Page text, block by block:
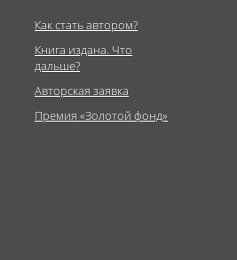
Как стать автором?
Книга издана. Что
дальше?
Авторская заявка
Премия «Золотой фонд»